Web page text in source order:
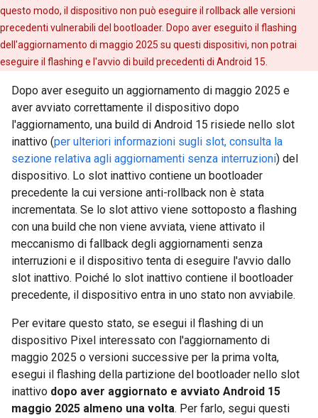
questo modo, il dispositivo non può eseguire il rollback alle versioni
precedenti vulnerabili del bootloader. Dopo aver eseguito il flashing
dell'aggiornamento di maggio 2025 su questi dispositivi, non potrai
eseguire il flashing e l'avvio di build precedenti di Android 15.
Dopo aver eseguito un aggiornamento di maggio 2025 e
aver avviato correttamente il dispositivo dopo
l'aggiornamento, una build di Android 15 risiede nello slot
inattivo (per ulteriori informazioni sugli slot, consulta la
sezione relativa agli aggiornamenti senza interruzioni) del
dispositivo. Lo slot inattivo contiene un bootloader
precedente la cui versione anti-rollback non è stata
incrementata. Se lo slot attivo viene sottoposto a flashing
con una build che non viene avviata, viene attivato il
meccanismo di fallback degli aggiornamenti senza
interruzioni e il dispositivo tenta di eseguire l'avvio dallo
slot inattivo. Poiché lo slot inattivo contiene il bootloader
precedente, il dispositivo entra in uno stato non avviabile.
Per evitare questo stato, se esegui il flashing di un
dispositivo Pixel interessato con l'aggiornamento di
maggio 2025 o versioni successive per la prima volta,
esegui il flashing della partizione del bootloader nello slot
inattivo dopo aver aggiornato e avviato Android 15
maggio 2025 almeno una volta. Per farlo, segui questi